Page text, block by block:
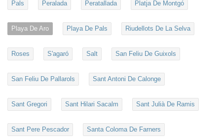
Pals Peralada Peratallada Platja De Montgó
Playa De Aro Playa De Pals Riudellots De La Selva
Roses S'agaró Salt San Feliu De Guixols
San Feliu De Pallarols Sant Antoni De Calonge
Sant Gregori Sant Hilari Sacalm Sant Julià De Ramis
Sant Pere Pescador Santa Coloma De Farners